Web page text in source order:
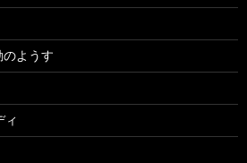
ようす
ィ